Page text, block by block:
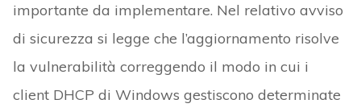
importante da implementare. Nel relativo avviso
di sicurezza si legge che l’aggiornamento risolve
la vulnerabilità correggendo il modo in cui i
client DHCP di Windows gestiscono determinate